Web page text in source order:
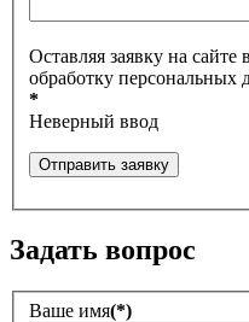
Оставляя заявку на сайте
обработку персональных
*
Неверный ввод
Отправить заявку
Задать вопрос
Ваше имя(*)